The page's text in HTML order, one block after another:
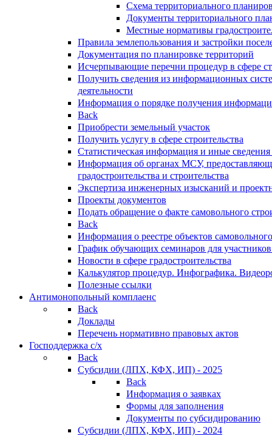
Схема территориального
Документы территориального
Местные нормативы
Правила землепользования и застройки
Документация по планировке территорий
Исчерпывающие перечни процедур в сфере
Получить сведения из информационных
деятельности
Информация о порядке получения
Back
Приобрести земельный участок
Получить услугу в сфере строительства
Статистическая информация и иные сведения
Информация об органах МСУ,
градостроительства и строительства
Экспертиза инженерных изысканий и
Проекты документов
Подать обращение о факте самовольного
Back
Информация о реестре объектов
График обучающих семинаров для участников
Новости в сфере градостроительства
Калькулятор процедур. Инфографика.
Полезные ссылки
Антимонопольный комплаенс
Back
Доклады
Перечень нормативно правовых актов
Господдержка с/х
Back
Субсидии (ЛПХ, КФХ, ИП) - 2025
Back
Информация о заявках
Формы для заполнения
Документы по субсидированию
Субсидии (ЛПХ, КФХ, ИП) - 2024